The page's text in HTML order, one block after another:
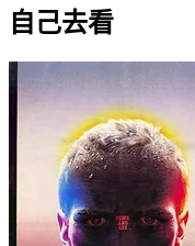
自己去看